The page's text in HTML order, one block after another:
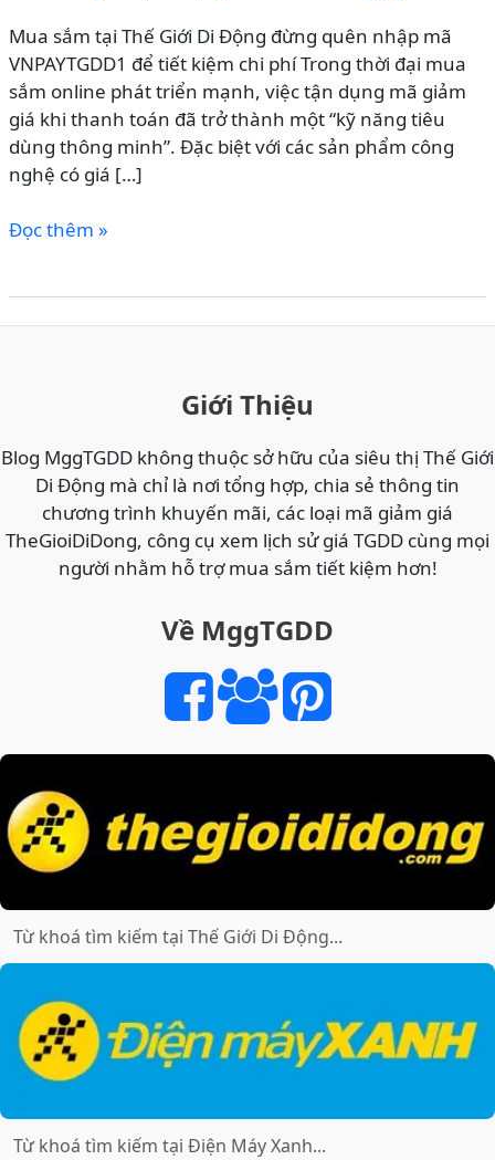
Mua sắm tại Thế Giới Di Động đừng quên nhập mã
VNPAYTGDD1 để tiết kiệm chi phí Trong thời đại mua
sắm online phát triển mạnh, việc tận dụng mã giảm
giá khi thanh toán đã trở thành một “kỹ năng tiêu
dùng thông minh”. Đặc biệt với các sản phẩm công
nghệ có giá […]
NHẬP
THANH
TOÁN
QUA
VNPAY
TỐT
Đọc thêm »
Giới Thiệu
Blog MggTGDD không thuộc sở hữu của siêu thị Thế Giới
Di Động mà chỉ là nơi tổng hợp, chia sẻ thông tin
chương trình khuyến mãi, các loại mã giảm giá
TheGioiDiDong, công cụ xem lịch sử giá TGDD cùng mọi
người nhằm hỗ trợ mua sắm tiết kiệm hơn!
Về MggTGDD